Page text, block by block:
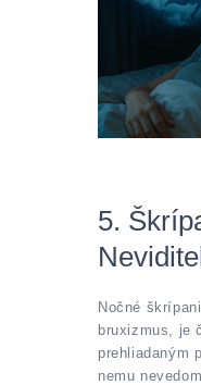
5.
Nočné
bruxizmus, je
prehliadaným
nemu